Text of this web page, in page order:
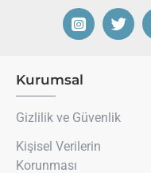
Kurumsal
Gizlilik ve Güvenlik
Kişisel Verilerin
Korunması